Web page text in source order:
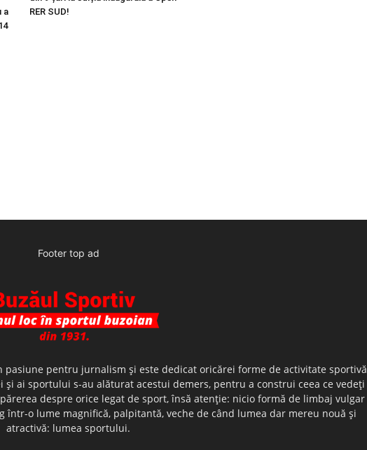
a
RER SUD!
Footer top ad
pentru jurnalism şi este dedicat oricărei forme de activitate sportivă
ai sportului s-au alăturat acestui demers, pentru a construi ceea ce vedeţi
despre orice legat de sport, însă atenţie: nicio formă de limbaj vulgar
o lume magnifică, palpitantă, veche de când lumea dar mereu nouă şi
atractivă: lumea sportului.